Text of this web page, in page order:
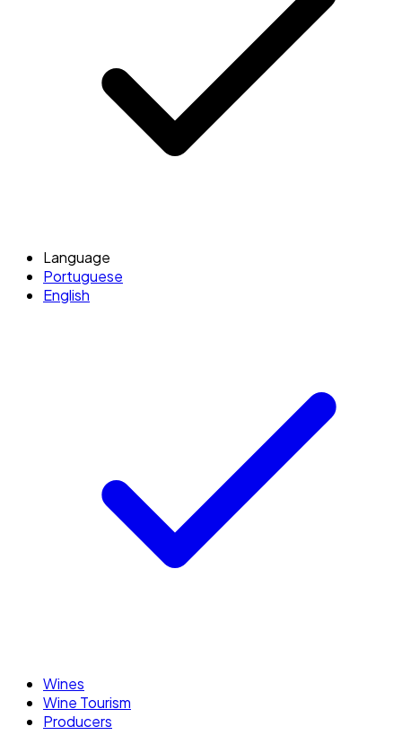
Language
Portuguese
English
Wines
Wine Tourism
Producers